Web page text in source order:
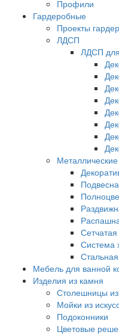
Профили
Гардеробные
Проекты
ЛДСП
ЛДСП
Система
Мебель для ванной
Изделия из камня
Столешницы
Мойки из
Подоконники
Цветовые